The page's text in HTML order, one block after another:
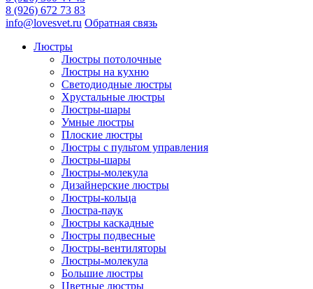
8 (926) 672 73 83
info@lovesvet.ru Обратная связь
Люстры
Люстры потолочные
Люстры на кухню
Светодиодные люстры
Хрустальные люстры
Люстры-шары
Умные люстры
Плоские люстры
Люстры с пультом управления
Люстры-шары
Люстры-молекула
Дизайнерские люстры
Люстры-кольца
Люстра-паук
Люстры каскадные
Люстры подвесные
Люстры-вентиляторы
Люстры-молекула
Большие люстры
Цветные люстры